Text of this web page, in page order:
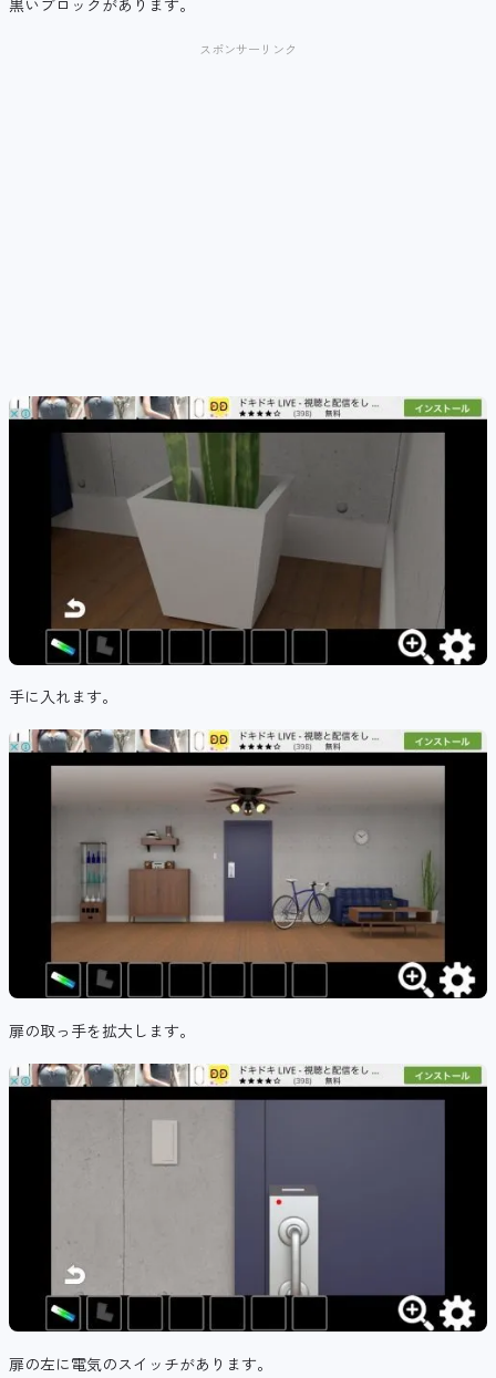
黒いブロックがあります。
スポンサーリンク
手に入れます。
扉の取っ手を拡大します。
扉の左に電気のスイッチがあります。